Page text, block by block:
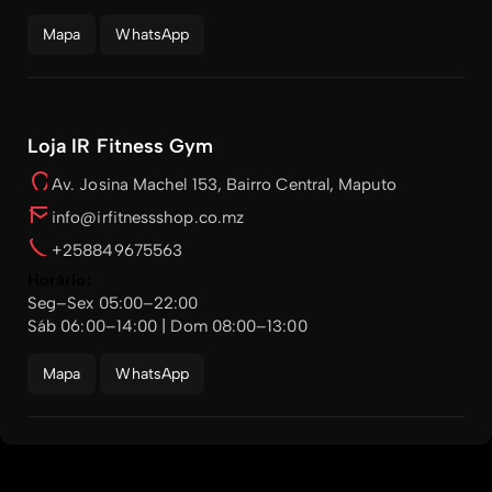
Mapa WhatsApp
Loja IR Fitness Gym
Av. Josina Machel 153, Bairro Central, Maputo
info@irfitnessshop.co.mz
+258849675563
Seg–Sex 05:00–22:00
Sáb 06:00–14:00 | Dom 08:00–13:00
Mapa WhatsApp